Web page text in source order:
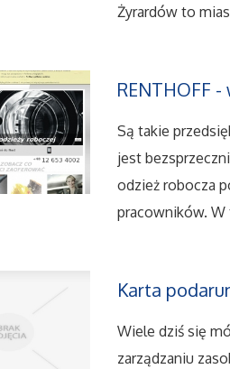
Żyrardów to
RENTHOFF
Są takie
jest
odzież robocza
pracowników. W
Karta
Wiele dziś się
zarządzaniu